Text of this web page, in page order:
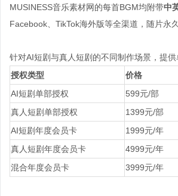
MUSINESS音乐素材网的每首BGM均附带中
Facebook、TikTok海外版等全渠道，随片永
针对AI短剧与真人短剧的不同制作场景，提
授权类型
价格
AI短剧单部授权
599元/部
真人短剧单部授权
1399元/部
AI短剧年度会员卡
1999元/年
真人短剧年度会员卡
4999元/年
混合年度会员卡
3999元/年